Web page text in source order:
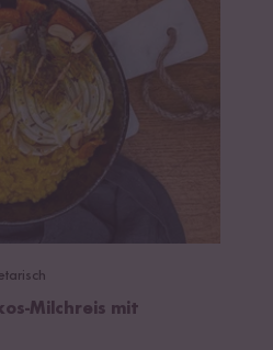
Milchreis mit